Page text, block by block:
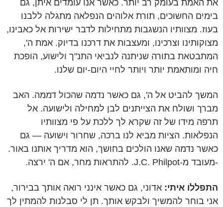
את האמת בעומק רב יותר. כאשר אנו עומדים איתן, גם
בימים החשוכים, תורת אלוהים הנפלאה מתגלה ללבנו
בעוז. מצוותיו הנשגבות מתחילות לדבר ישירות אל כאבינו,
מצוקותינו וצרכינו, ומעצבות את דרכנו בדיוק. אמת ה',
המתבטאת בתורה שניתנה לנביאי התנ"ך ולישוע, הופכת
חיה ומותאמת יותר ויותר לחיי היום-יום שלנו.
המשך להביט אל ה', גם כאשר נדמה שהכול דממה. האב
מברך ושולח את הצייתנים לבן למחילה ולישועה. אל
תרפה מידו של זה שקרא לך ללכת על פי מצוותיו
הנפלאות. הציות מביא לנו ברכה, שחרור וישועה — גם
כאשר נדמה שאנו הולכים בחושך, הוא מדריך אותנו באור.
-מעובד מ-J.C. Philpot. להתראות מחר, אם ה' ירצה.
התפללו איתי: אדוני, גם כאשר אינני רואה אותך בבירור,
אני בוחר להמשיך ולבקש אותך. תן לי סבלנות להמתין לך